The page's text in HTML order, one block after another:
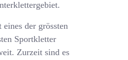
der grössten
Sportkletter
Zurzeit sind es